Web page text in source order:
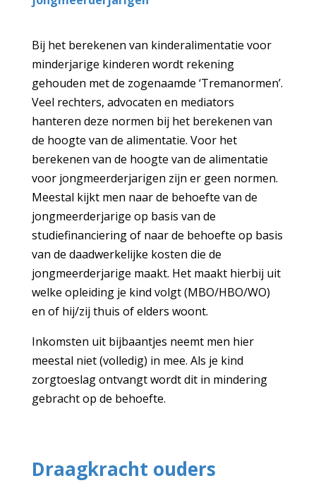
Bij het berekenen van kinderalimentatie voor
minderjarige kinderen wordt rekening
gehouden met de zogenaamde ‘Tremanormen’.
Veel rechters, advocaten en mediators
hanteren deze normen bij het berekenen van
de hoogte van de alimentatie. Voor het
berekenen van de hoogte van de alimentatie
voor jongmeerderjarigen zijn er geen normen.
Meestal kijkt men naar de behoefte van de
jongmeerderjarige op basis van de
studiefinanciering of naar de behoefte op basis
van de daadwerkelijke kosten die de
jongmeerderjarige maakt. Het maakt hierbij uit
welke opleiding je kind volgt (MBO/HBO/WO)
en of hij/zij thuis of elders woont.
Inkomsten uit bijbaantjes neemt men hier
meestal niet (volledig) in mee. Als je kind
zorgtoeslag ontvangt wordt dit in mindering
gebracht op de behoefte.
Draagkracht ouders